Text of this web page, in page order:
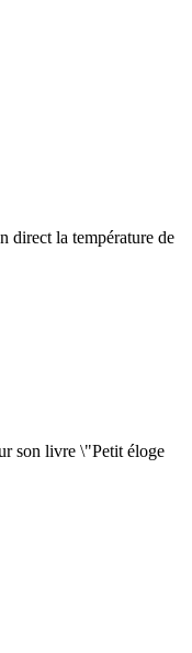
direct la température de
son livre \"Petit éloge